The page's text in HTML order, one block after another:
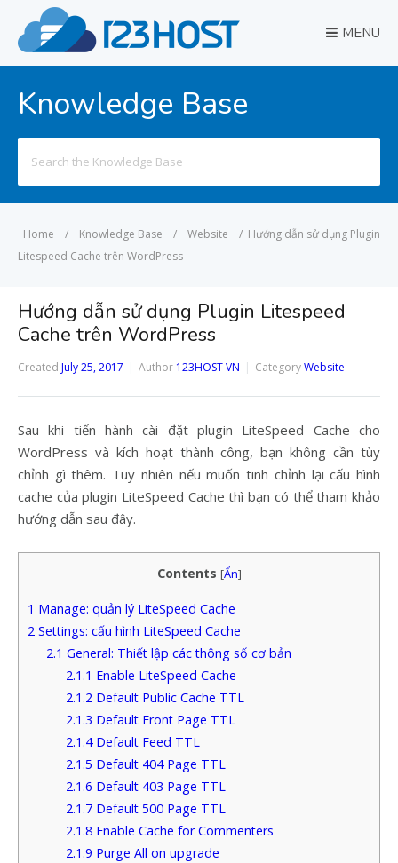
MENU
Knowledge Base
for:
Home / Knowledge Base / Website / Hướng dẫn sử dụng Plugin
Litespeed Cache trên WordPress
Hướng dẫn sử dụng Plugin Litespeed
Cache trên WordPress
Created July 25, 2017 Author 123HOST VN CategoryWebsite
Sau khi tiến hành cài đặt plugin LiteSpeed Cache cho
WordPress và kích hoạt thành công, bạn không cần tùy
chỉnh gì thêm. Tuy nhiên nếu muốn tinh chỉnh lại cấu hình
cache của plugin LiteSpeed Cache thì bạn có thể tham khảo
hướng dẫn sau đây.
Contents [Ẩn]
1 Manage: quản lý LiteSpeed Cache
2 Settings: cấu hình LiteSpeed Cache
2.1 General: Thiết lập các thông số cơ bản
2.1.1 Enable LiteSpeed Cache
2.1.2Default Public Cache TTL
2.1.3 Default Front Page TTL
2.1.4Default Feed TTL
2.1.5 Default 404 Page TTL
2.1.6 Default 403 Page TTL
2.1.7Default 500 Page TTL
2.1.8Enable Cache for Commenters
2.1.9 Purge All on upgrade